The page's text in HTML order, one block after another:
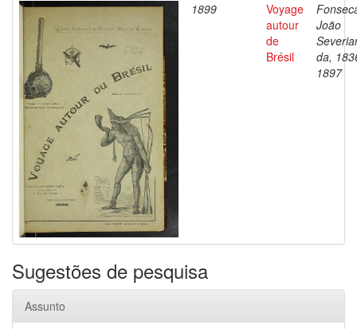
1899
Voyage
autour
de
Brésil
João
da,
1897
Sugestões de pesquisa
Assunto